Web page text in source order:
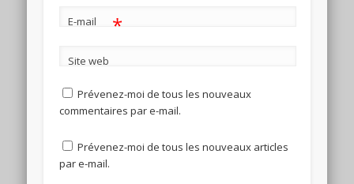
E-mail *
Site web
Prévenez-moi de tous les nouveaux
commentaires par e-mail.
Prévenez-moi de tous les nouveaux articles
par e-mail.